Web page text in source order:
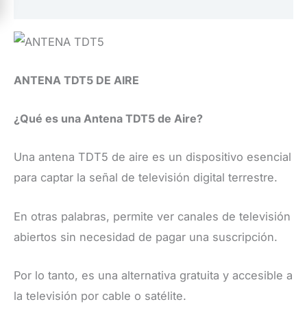
ANTENA TDT5 DE AIRE
¿Qué es una Antena TDT5 de Aire?
Una antena TDT5 de aire es un dispositivo esencial
para captar la señal de televisión digital terrestre.
En otras palabras, permite ver canales de televisión
abiertos sin necesidad de pagar una suscripción.
Por lo tanto, es una alternativa gratuita y accesible a
la televisión por cable o satélite.